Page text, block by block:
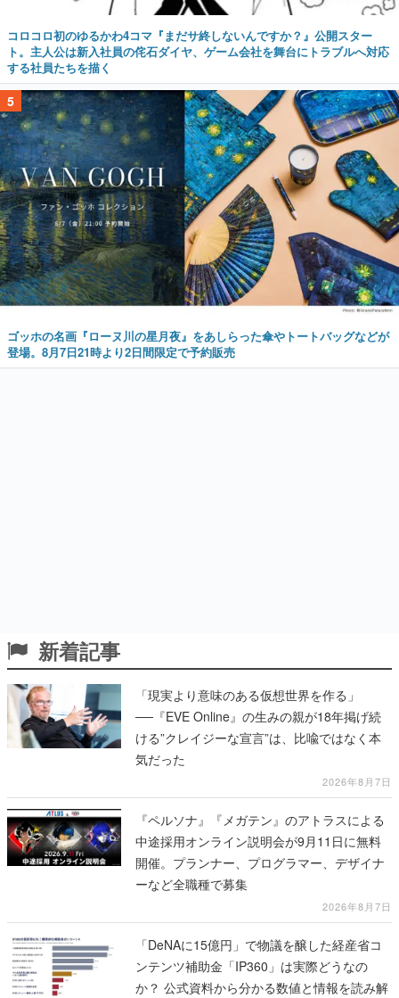
コロコロ初のゆるかわ4コマ『まだサ終しないんですか？』公開スター
ト。主人公は新入社員の侘石ダイヤ、ゲーム会社を舞台にトラブルへ対応
する社員たちを描く
5
ゴッホの名画『ローヌ川の星月夜』をあしらった傘やトートバッグなどが
登場。8月7日21時より2日間限定で予約販売
新着記事
「現実より意味のある仮想世界を作る」
──『EVE Online』の生みの親が18年掲げ続
ける”クレイジーな宣言”は、比喩ではなく本
気だった
2026年8月7日
『ペルソナ』『メガテン』のアトラスによる
中途採用オンライン説明会が9月11日に無料
開催。プランナー、プログラマー、デザイナ
ーなど全職種で募集
2026年8月7日
「DeNAに15億円」で物議を醸した経産省コ
ンテンツ補助金「IP360」は実際どうなの
か？ 公式資料から分かる数値と情報を読み解